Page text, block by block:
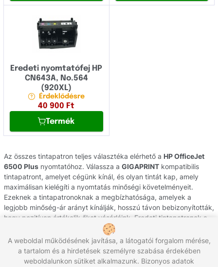
Eredeti nyomtatófej HP
CN643A, No.564
(920XL)
Érdeklődésre
40 900 Ft
Termék
Az összes tintapatron teljes választéka elérhető a HP OfficeJet
6500 Plus nyomtatóhoz. Válassza a GIGAPRINT kompatibilis
tintapatront, amelyet cégünk kínál, és olyan tintát kap, amely
maximálisan kielégíti a nyomtatás minőségi követelményeit.
Ezeknek a tintapatronoknak a megbízhatósága, amelyek a
legjobb minőség-ár arányt kínálják, hosszú távon bebizonyították,
hogy pozitívan értékelik őket vásárlóink. Eredeti tintapatronok a
gyártótól származnak, hivatalos csehországi forgalmazással
és eredetiség garanciával. Ha segítségre van szüksége
nyomtatójának kellékének kiválasztásához, forduljon
ügyfélszolgálatunkhoz, ahol szívesen segítünk Önnek.
A weboldal működésének javítása, a látogatói forgalom mérése,
a tartalom és a hirdetések személyre szabása érdekében
weboldalunkon sütiket alkalmazunk. Bizonyos adatok